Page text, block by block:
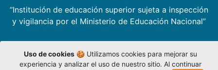
“Institución de educación superior sujeta a inspección
y vigilancia por el Ministerio de Educación Nacional”
Uso de cookies🍪 Utilizamos cookies para mejorar su
experiencia y analizar el uso de nuestro sitio. Al continuar